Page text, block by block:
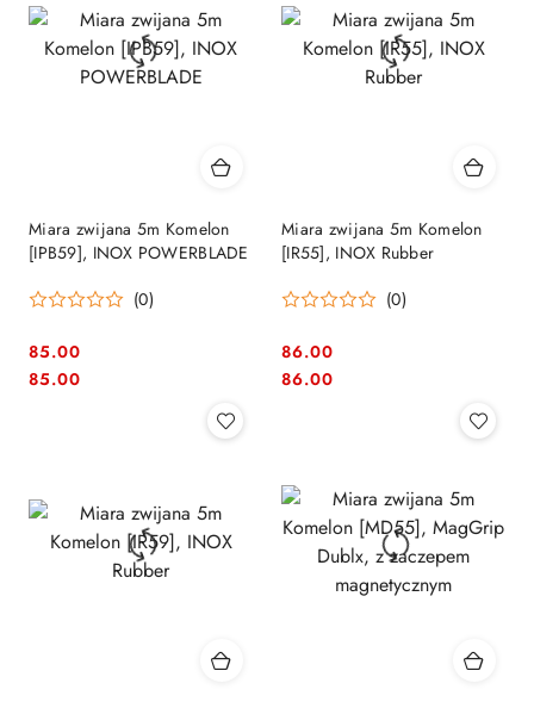
Miara zwijana 5m Komelon
[IPB59], INOX POWERBLADE
(0)
Cena:
85.00
Cena:
85.00
Miara zwijana 5m Komelon
[IR55], INOX Rubber
(0)
Cena:
86.00
Cena:
86.00